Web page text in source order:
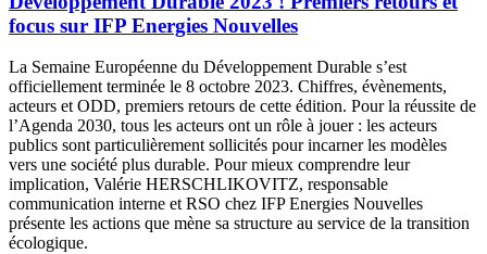
focus sur IFP Energies Nouvelles
La Semaine Européenne du Développement Durable s’est
officiellement terminée le 8 octobre 2023. Chiffres, évènements,
acteurs et ODD, premiers retours de cette édition. Pour la réussite de
l’Agenda 2030, tous les acteurs ont un rôle à jouer : les acteurs
publics sont particulièrement sollicités pour incarner les modèles
vers une société plus durable. Pour mieux comprendre leur
implication, Valérie HERSCHLIKOVITZ, responsable
communication interne et RSO chez IFP Energies Nouvelles
présente les actions que mène sa structure au service de la transition
écologique.